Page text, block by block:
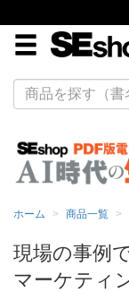
ホーム 商品一覧
現場の事例
マーケティ